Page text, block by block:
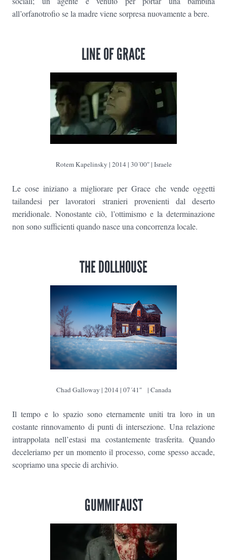
all’orfanotrofio se la madre viene sorpresa nuovamente a bere.
LINE OF GRACE
Rotem Kapelinsky | 2014 | 30´00″ | Israele
Le cose iniziano a migliorare per Grace che vende oggetti
tailandesi per lavoratori stranieri provenienti dal deserto
meridionale. Nonostante ciò, l’ottimismo e la determinazione
non sono sufficienti quando nasce una concorrenza locale.
THE DOLLHOUSE
Chad Galloway | 2014 | 07´41″ | Canada
Il tempo e lo spazio sono eternamente uniti tra loro in un
costante rinnovamento di punti di intersezione. Una relazione
intrappolata nell’estasi ma costantemente trasferita. Quando
deceleriamo per un momento il processo, come spesso accade,
scopriamo una specie di archivio.
GUMMIFAUST